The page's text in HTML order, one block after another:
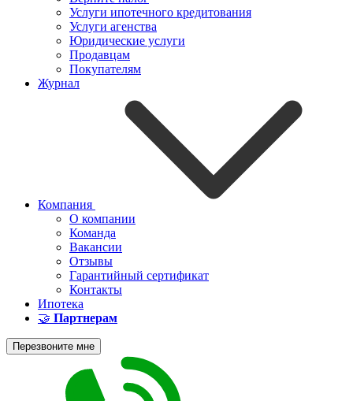
Услуги ипотечного кредитования
Услуги агенства
Юридические услуги
Продавцам
Покупателям
Журнал
Компания
О компании
Команда
Вакансии
Отзывы
Гарантийный сертификат
Контакты
Ипотека
🤝 Партнерам
Перезвоните мне